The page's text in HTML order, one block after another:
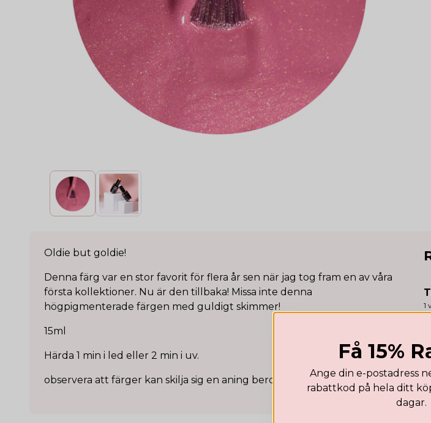
Oldie but goldie!
Denna färg var en stor favorit för flera år sen när jag tog fram en av våra
första kollektioner. Nu är den tillbaka! Missa inte denna
högpigmenterade färgen med guldigt skimmer!
15ml
Härda 1 min i led eller 2 min i uv.
observera att färger kan skilja sig en aning beroende på skärm.
1
Få 15%
Ange din e-postadress
rabattkod på hela ditt
dagar.